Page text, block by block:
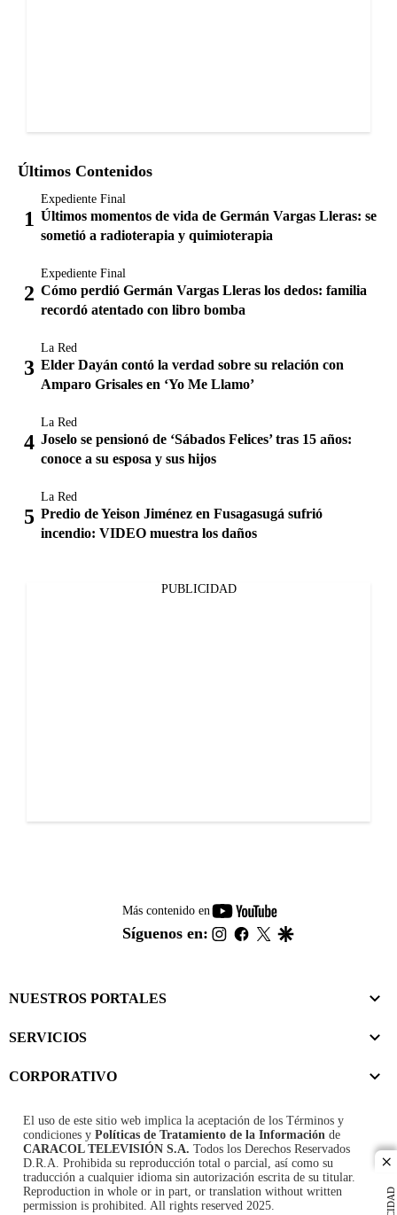
Últimos Contenidos
Expediente Final
Últimos momentos de vida de Germán Vargas Lleras: se
sometió a radioterapia y quimioterapia
Expediente Final
Cómo perdió Germán Vargas Lleras los dedos: familia
recordó atentado con libro bomba
La Red
Elder Dayán contó la verdad sobre su relación con
Amparo Grisales en ‘Yo Me Llamo’
La Red
Joselo se pensionó de ‘Sábados Felices’ tras 15 años:
conoce a su esposa y sus hijos
La Red
Predio de Yeison Jiménez en Fusagasugá sufrió
incendio: VIDEO muestra los daños
PUBLICIDAD
Más contenido en
youtube-
footer
Síguenos en: instagram
facebook
twitter
NUESTROS PORTALES
SERVICIOS
CORPORATIVO
El uso de este sitio web implica la aceptación de los Términos y
condiciones y Políticas de Tratamiento de la Información de
CARACOL TELEVISIÓN S.A. Todos los Derechos Reservados
D.R.A. Prohibida su reproducción total o parcial, así como su
traducción a cualquier idioma sin autorización escrita de su titular.
Reproduction in whole or in part, or translation without written
permission is prohibited. All rights reserved 2025.